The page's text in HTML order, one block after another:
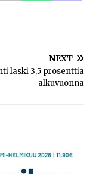
NEXT
laski 3,5 prosenttia
alkuvuonna